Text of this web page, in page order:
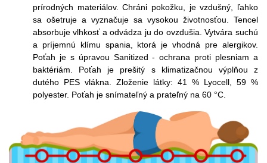
prírodných materiálov. Chráni pokožku, je vzdušný, ľahko
sa ošetruje a vyznačuje sa vysokou životnosťou. Tencel
absorbuje vlhkosť a odvádza ju do ovzdušia. Vytvára suchú
a príjemnú klímu spania, ktorá je vhodná pre alergikov.
Poťah je s úpravou Sanitized - ochrana proti plesniam a
baktériám. Poťah je prešitý s klimatizačnou výplňou z
dutého PES vlákna. Zloženie látky: 41 % Lyocell, 59 %
polyester. Poťah je snímateľný a prateľný na 60 °C.